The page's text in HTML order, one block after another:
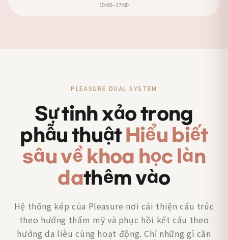
10:00–17:00
PLEASURE DUAL SYSTEM
Sự tinh xảo trong
phẫu thuật Hiểu biết
sâu về khoa học làn
dathêm vào
Hệ thống kép của Pleasure nơi cải thiện cấu trúc
theo hướng thẩm mỹ và phục hồi kết cấu theo
hướng da liễu cùng hoạt động. Chỉ những gì cần